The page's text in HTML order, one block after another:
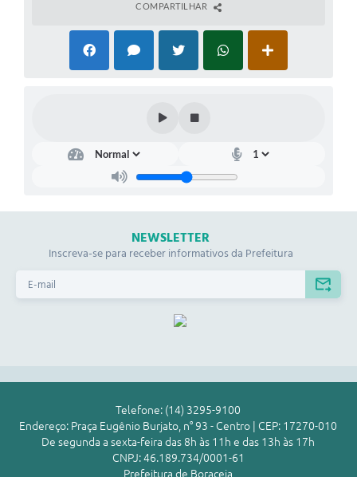
COMPARTILHAR
NEWSLETTER
Inscreva-se para receber informativos da Prefeitura
Telefone: (14) 3295-9100
Endereço: Praça Eugênio Burjato, n° 93 - Centro | CEP: 17270-010
De segunda a sexta-feira das 8h às 11h e das 13h às 17h
CNPJ: 46.189.734/0001-61
Prefeitura de Boraceia